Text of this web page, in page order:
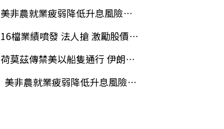
美非農就業疲弱降低升息風險 歐股收紅
16檔業績噴發 法人搶 激勵股價強勢攀升
荷莫茲傳禁美以船隻通行 伊朗嗆聲攻擊「敵意目標」
美非農就業疲弱降低升息風險 歐股收紅